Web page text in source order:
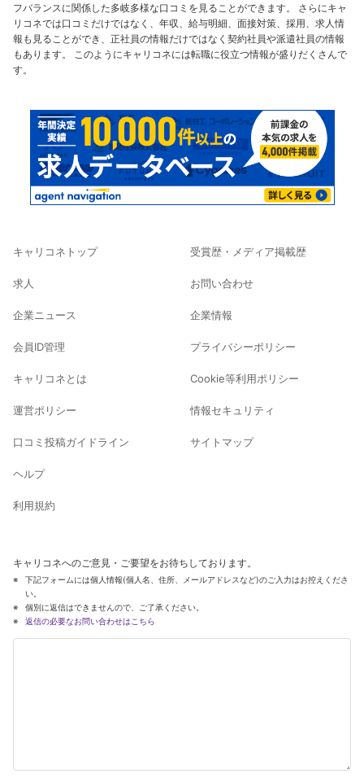
フバランスに関係した多岐多様な口コミを見ることができます。 さらにキャ
リコネでは口コミだけではなく、年収、給与明細、面接対策、採用、求人情
報も見ることができ、正社員の情報だけではなく契約社員や派遣社員の情報
もあります。 このようにキャリコネには転職に役立つ情報が盛りだくさんで
す。
キャリコネトップ
求人
企業ニュース
会員ID管理
キャリコネとは
運営ポリシー
口コミ投稿ガイドライン
ヘルプ
利用規約
受賞歴・メディア掲載歴
お問い合わせ
企業情報
プライバシーポリシー
Cookie等利用ポリシー
情報セキュリティ
サイトマップ
キャリコネへのご意見・ご要望をお待ちしております。
下記フォームには個人情報(個人名、住所、メールアドレスなど)のご入力はお控えくださ
い。
個別に返信はできませんので、ご了承ください。
返信の必要なお問い合わせはこちら